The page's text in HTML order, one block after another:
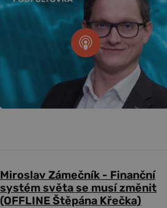
Miroslav Zámečník - Finanční
systém světa se musí změnit
(OFFLINE Štěpána Křečka)